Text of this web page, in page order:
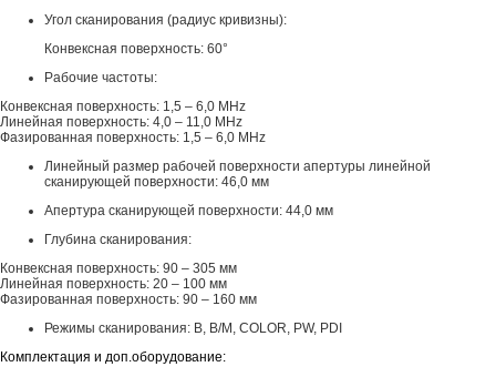
Угол сканирования (радиус кривизны):
Конвексная поверхность: 60°
Рабочие частоты:
Конвексная поверхность: 1,5 – 6,0 MHz
Линейная поверхность: 4,0 – 11,0 MHz
Фазированная поверхность: 1,5 – 6,0 MHz
Линейный размер рабочей поверхности апертуры линейной
сканирующей поверхности: 46,0 мм
Апертура сканирующей поверхности: 44,0 мм
Глубина сканирования:
Конвексная поверхность: 90 – 305 мм
Линейная поверхность: 20 – 100 мм
Фазированная поверхность: 90 – 160 мм
Режимы сканирования: B, B/M, COLOR, PW, PDI
Комплектация и доп.оборудование: